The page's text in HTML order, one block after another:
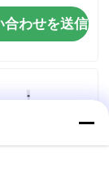
合わせを送信